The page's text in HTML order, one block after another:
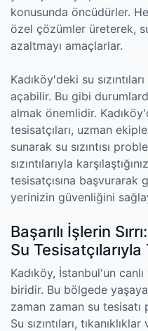
konusunda öncüdürler.
özel çözümler üreterek,
azaltmayı amaçlarlar.
Kadıköy'deki su
açabilir. Bu gibi
almak önemlidir.
tesisatçıları, uzman
sunarak su sızıntısı
sızıntılarıyla
tesisatçısına
yerinizin güvenliğini
Başarılı İşlerin
Su Tesisatçılarıyla
Kadıköy, İstanbul'un
biridir. Bu bölgede
zaman zaman su tesisatı
Su sızıntıları,